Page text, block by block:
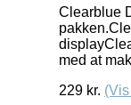
Clearblue
med at
229 kr.